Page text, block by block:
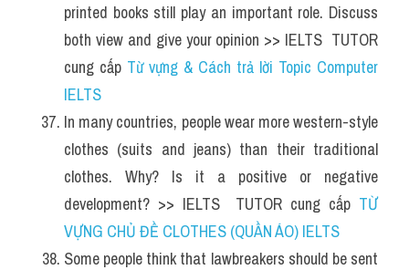
printed books still play an important role. Discuss
both view and give your opinion >> IELTS  TUTOR
cung cấp Từ vựng & Cách trả lời Topic Computer
IELTS
In many countries, people wear more western-style
clothes (suits and jeans) than their traditional
clothes. Why? Is it a positive or negative
development? >> IELTS  TUTOR cung cấp TỪ
VỰNG CHỦ ĐỀ CLOTHES (QUẦN ÁO) IELTS
Some people think that lawbreakers should be sent